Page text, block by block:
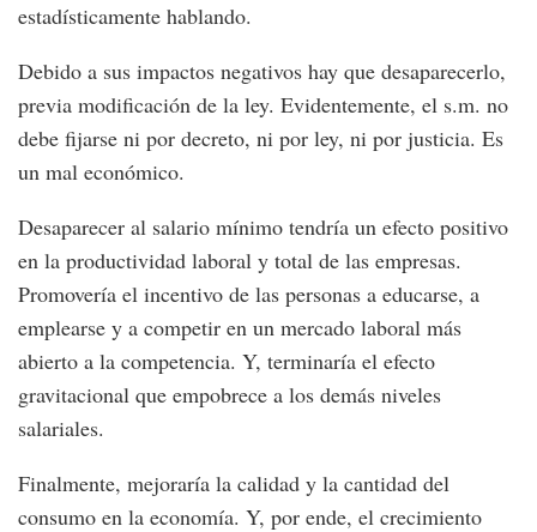
estadísticamente hablando.
Debido a sus impactos negativos hay que desaparecerlo,
previa modificación de la ley. Evidentemente, el s.m. no
debe fijarse ni por decreto, ni por ley, ni por justicia. Es
un mal económico.
Desaparecer al salario mínimo tendría un efecto positivo
en la productividad laboral y total de las empresas.
Promovería el incentivo de las personas a educarse, a
emplearse y a competir en un mercado laboral más
abierto a la competencia. Y, terminaría el efecto
gravitacional que empobrece a los demás niveles
salariales.
Finalmente, mejoraría la calidad y la cantidad del
consumo en la economía. Y, por ende, el crecimiento